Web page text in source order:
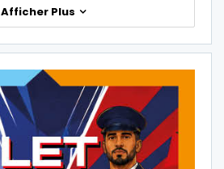
Afficher Plus